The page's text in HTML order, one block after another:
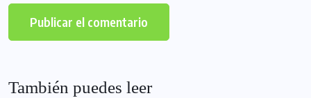
También puedes leer